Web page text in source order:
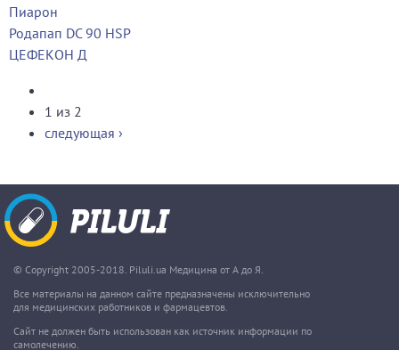
Пиарон
Родапап DC 90 HSP
ЦЕФЕКОН Д
1 из 2
следующая ›
© Copyright 2005-2018. Piluli.ua Медицина от А до Я.
Все материалы на данном сайте предназначены исключительно
для медицинских работников и фармацевтов.
Сайт не должен быть использован как источник информации по
самолечению.